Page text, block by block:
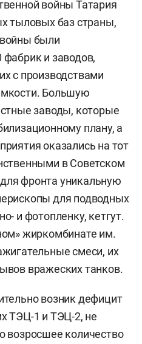
войны Татария
тыловых баз страны,
были
и заводов,
с производствами
Большую
заводы, которые
плану, а
оказались на тот
в Советском
фронта уникальную
для подводных
и фотопленку, кетгут.
жиркомбинате им.
смеси, их
вражеских танков.
возник дефицит
ТЭЦ-1 и ТЭЦ-2, не
возросшее количество